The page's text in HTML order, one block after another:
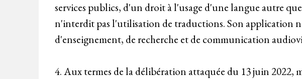
services publics, d'un droit à l'usage d'une langue autre
n'interdit pas l'utilisation de traductions. Son application
d'enseignement, de recherche et de communication
4. Aux termes de la délibération attaquée du 13 juin